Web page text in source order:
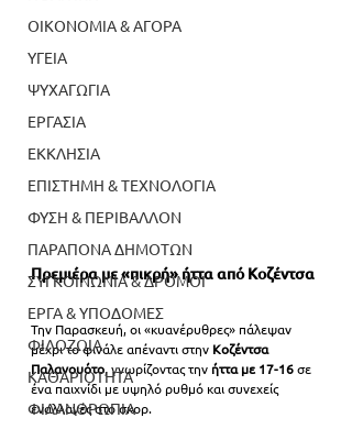
ΟΙΚΟΝΟΜΙΑ & ΑΓΟΡΑ
ΥΓΕΙΑ
ΨΥΧΑΓΩΓΙΑ
ΕΡΓΑΣΙΑ
ΕΚΚΛΗΣΙΑ
ΕΠΙΣΤΗΜΗ & ΤΕΧΝΟΛΟΓΙΑ
ΦΥΣΗ & ΠΕΡΙΒΑΛΛΟΝ
ΠΑΡΑΠΟΝΑ ΔΗΜΟΤΩΝ
ΣΥΓΚΟΙΝΩΝΙΑ & ΔΡΟΜΟΙ
ΕΡΓΑ & ΥΠΟΔΟΜΕΣ
ΦΙΛΟΖΩΙΑ
ΚΑΘΑΡΙΟΤΗΤΑ
ΦΙΛΑΝΘΡΩΠΙΑ
Πρεμιέρα με «πικρή» ήττα από Κοζέντσα
Την Παρασκευή, οι «κυανέρυθρες» πάλεψαν
μέχρι το φινάλε απέναντι στην Κοζέντσα
Παλανουότο, γνωρίζοντας την ήττα με 17-16 σε
ένα παιχνίδι με υψηλό ρυθμό και συνεχείς
εναλλαγές στο σκορ.